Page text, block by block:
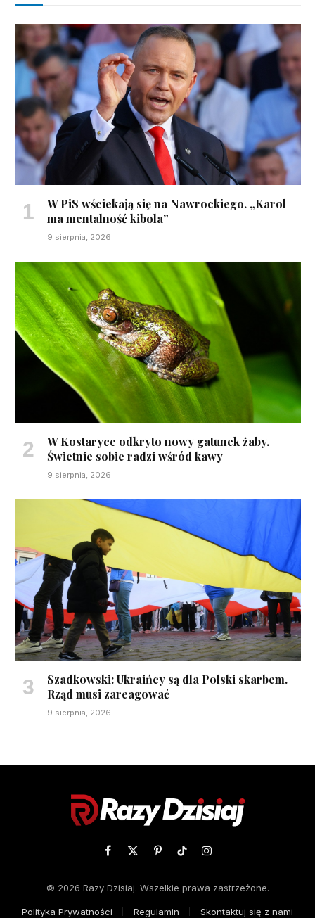
W PiS wściekają się na Nawrockiego. „Karol
ma mentalność kibola”
9 sierpnia, 2026
W Kostaryce odkryto nowy gatunek żaby.
Świetnie sobie radzi wśród kawy
9 sierpnia, 2026
Szadkowski: Ukraińcy są dla Polski skarbem.
Rząd musi zareagować
9 sierpnia, 2026
Facebook
X
PinterestTikTokInstagram
© 2026 Razy Dzisiaj. Wszelkie prawa zastrzeżone.
Polityka Prywatności Regulamin Skontaktuj się z nami